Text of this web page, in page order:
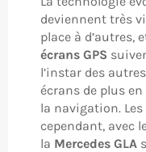
deviennent très
place à d’autres,
écrans GPS
l’instar des
écrans de plus
la navigation.
cependant, avec
la Mercedes GLA